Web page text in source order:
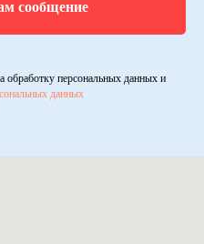
сообщение
обработку персональных данных и
данных